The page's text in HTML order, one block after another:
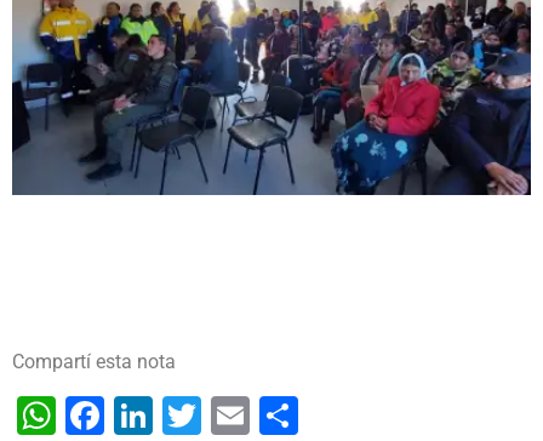
Compartí esta nota
WhatsApp
Facebook
LinkedIn
TwitterEmail